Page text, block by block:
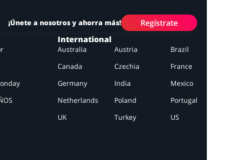
¡Únete a nosotros y ahorra más! Regístrate
International
Australia Austria
Brazil
Canada
Czechia
France
Germany
India
Mexico
Netherlands
Poland
Portugal
UK
Turkey US